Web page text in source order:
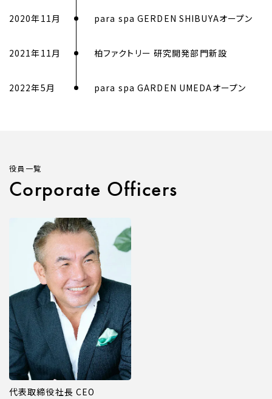
2020年11月 para spa GERDEN SHIBUYAオープン
2021年11月 柏ファクトリー 研究開発部門新設
2022年5月 para spa GARDEN UMEDAオープン
役員一覧
Corporate Officers
代表取締役社長 CEO